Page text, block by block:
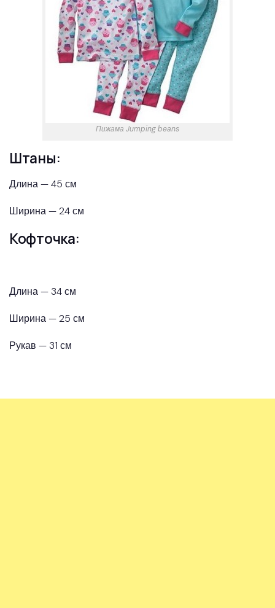
Пижама Jumping beans
Штаны:
Длина — 45 см
Ширина — 24 см
Кофточка:
Длина — 34 см
Ширина — 25 см
Рукав — 31 см